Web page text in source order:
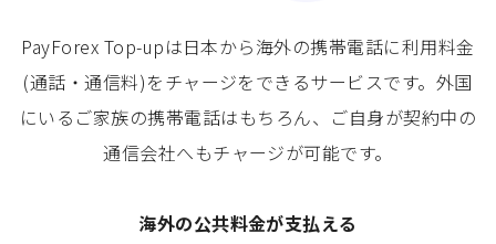
PayForex Top-upは日本から海外の携帯電話に利用料金
(通話・通信料)をチャージをできるサービスです。外国
にいるご家族の携帯電話はもちろん、ご自身が契約中の
通信会社へもチャージが可能です。
海外の公共料金が支払える